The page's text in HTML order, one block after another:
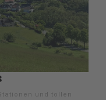
und tollen